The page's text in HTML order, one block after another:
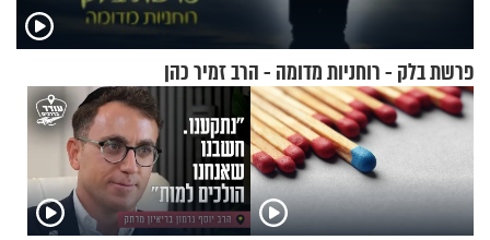
פרשת בלק - רוחניות מדומה - הרב זמיר כהן